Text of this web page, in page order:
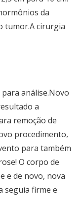
da
tumor.A cirurgia
análise.Novo
a
remoção de
procedimento,
para também
O corpo de
e de novo, nova
seguia firme e